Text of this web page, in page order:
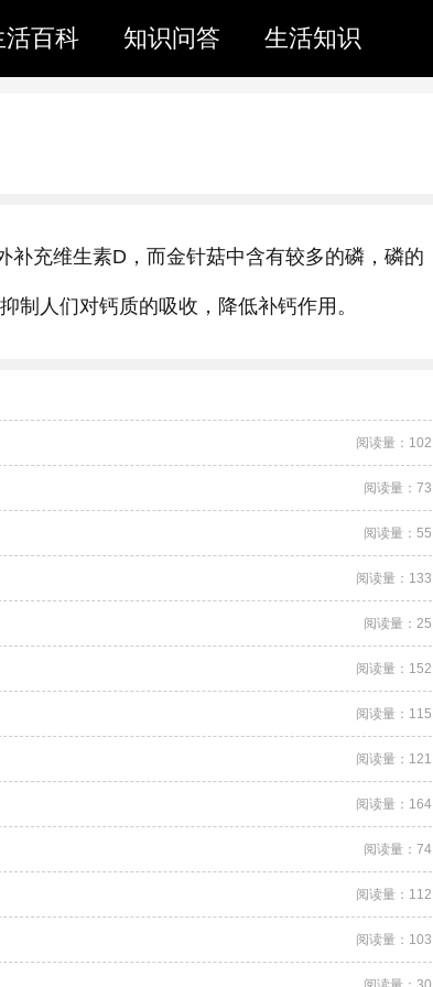
活百科 知识问答 生活知识
充维生素D，而金针菇中含有较多的磷，磷的
制人们对钙质的吸收，降低补钙作用。
阅读量：102
阅读量：73
阅读量：55
阅读量：133
阅读量：25
阅读量：152
阅读量：115
阅读量：121
阅读量：164
阅读量：74
阅读量：112
阅读量：103